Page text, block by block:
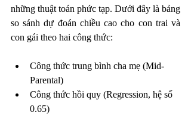
những thuật toán phức tạp. Dưới đây là bảng
so sánh dự đoán chiều cao cho con trai và
con gái theo hai công thức:
Công thức trung bình cha mẹ (Mid-
Parental)
Công thức hồi quy (Regression, hệ số
0.65)